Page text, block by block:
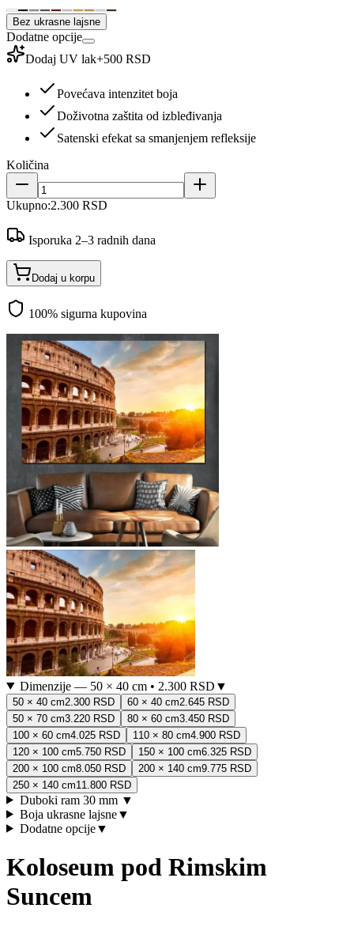
Bez ukrasne lajsne
Dodatne opcije
Dodaj UV lak+500 RSD
Povećava intenzitet boja
Doživotna zaštita od izbleđivanja
Satenski efekat sa smanjenjem refleksije
Količina
Ukupno:2.300 RSD
Isporuka 2–3 radnih dana
Dodaj u korpu
100% sigurna kupovina
Dimenzije — 50 × 40 cm• 2.300 RSD ▼
50 × 40 cm2.300 RSD 60 × 40 cm2.645 RSD
50 × 70 cm3.220 RSD 80 × 60 cm3.450 RSD
100 × 60 cm4.025 RSD 110 × 80 cm4.900 RSD
120 × 100 cm5.750 RSD 150 × 100 cm6.325 RSD
200 × 100 cm8.050 RSD 200 × 140 cm9.775 RSD
250 × 140 cm11.800 RSD
Duboki ram 30 mm ▼
Boja ukrasne lajsne▼
Dodatne opcije▼
Koloseum pod Rimskim
Suncem